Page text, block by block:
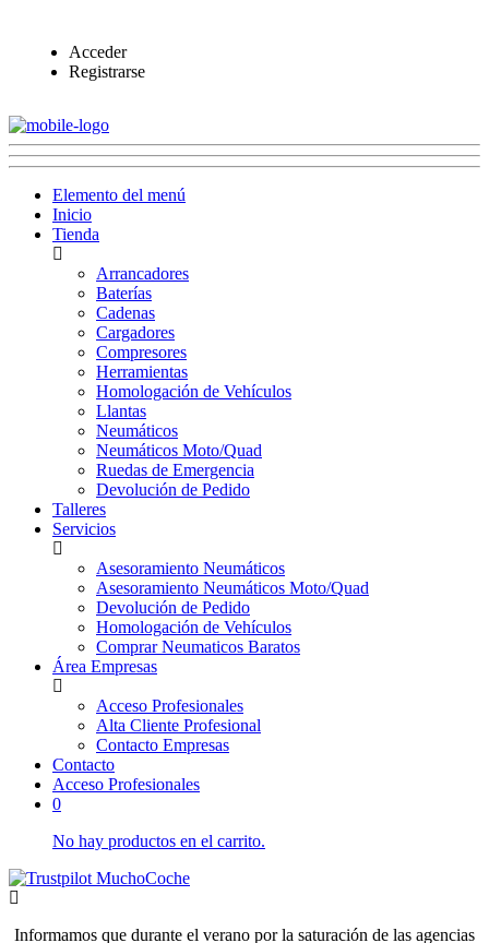
Acceder
Registrarse
Elemento del menú
Inicio
Tienda
Arrancadores
Baterías
Cadenas
Cargadores
Compresores
Herramientas
Homologación de Vehículos
Llantas
Neumáticos
Neumáticos Moto/Quad
Ruedas de Emergencia
Devolución de Pedido
Talleres
Servicios
Asesoramiento Neumáticos
Asesoramiento Neumáticos Moto/Quad
Devolución de Pedido
Homologación de Vehículos
Comprar Neumaticos Baratos
Área Empresas
Acceso Profesionales
Alta Cliente Profesional
Contacto Empresas
Contacto
Acceso Profesionales
0
No hay productos en el carrito.
Informamos que durante el verano por la saturación de las agencias